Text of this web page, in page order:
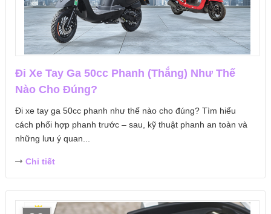
Đi Xe Tay Ga 50cc Phanh (Thắng) Như Thế
Nào Cho Đúng?
Đi xe tay ga 50cc phanh như thế nào cho đúng? Tìm hiểu
cách phối hợp phanh trước – sau, kỹ thuật phanh an toàn và
những lưu ý quan...
Chi tiết